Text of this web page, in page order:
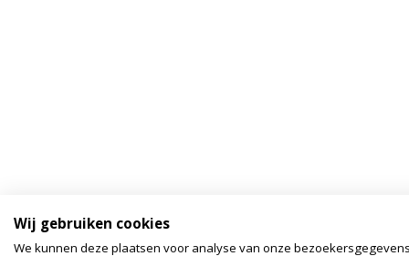
Wij gebruiken cookies
We kunnen deze plaatsen voor analyse van onze